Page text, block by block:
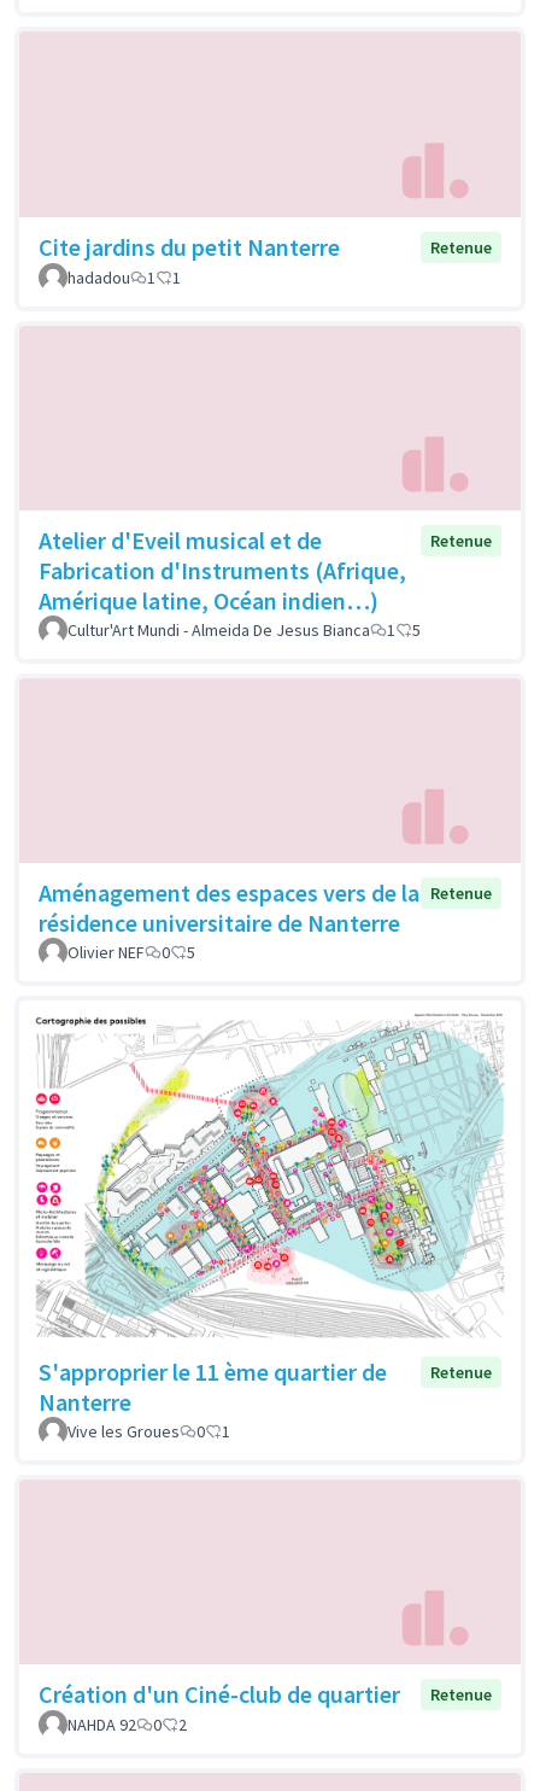
Cite jardins du petit Nanterre
Retenue
hadadou
1 1
Atelier d'Eveil musical et de
Fabrication d'Instruments (Afrique,
Amérique latine, Océan indien…)
Retenue
Cultur'Art Mundi - Almeida De Jesus Bianca 1 5
Aménagement des espaces vers de la
résidence universitaire de Nanterre
Retenue
Olivier NEF 0 5
S'approprier le 11 ème quartier de
Nanterre
Retenue
Vive les Groues 0 1
Création d'un Ciné-club de quartier
Retenue
NAHDA 92
0 2